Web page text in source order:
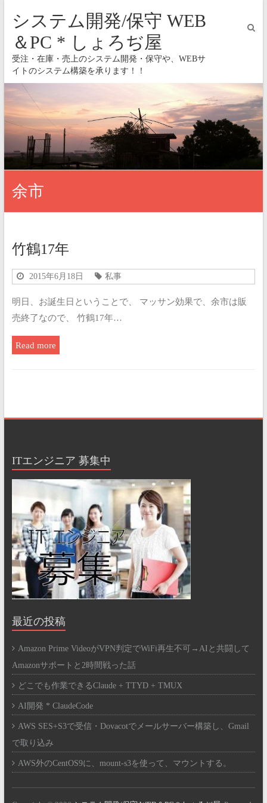
システム開発/保守 WEB
＆PC * しょろぢ屋
受注・在庫・売上のシステム開発・保守や、WEBサ
イトのシステム構築を承ります！！
余市
竹鶴17年
2015年6月18日 私事
明日、お誕生日ということで、 マッサン効果で、余市は販
売終了なので、 竹鶴17年…
Read more
ITエンジニア 募集中
最近の投稿
Amazon Prime VideoがVPN判定でWiFi再生不可→AIと共闘して
Amazonサポートと2時間戦った話
どこでも作業できるClaude + TTYD + TMUX
AI開発 * ClaudeCode
AWS SES+S3で受信・Dovacotでメールサーバー構築し、Gmail
で取り込み
AWS外のCentOS9に、mount-s3を使って、マウントする。